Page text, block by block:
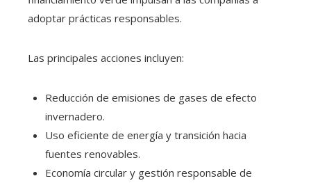
adoptar prácticas responsables.
Las principales acciones incluyen:
Reducción de emisiones de gases de efecto
invernadero.
Uso eficiente de energía y transición hacia
fuentes renovables.
Economía circular y gestión responsable de